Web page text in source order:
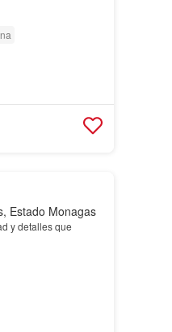
Estado Monagas
y detalles que